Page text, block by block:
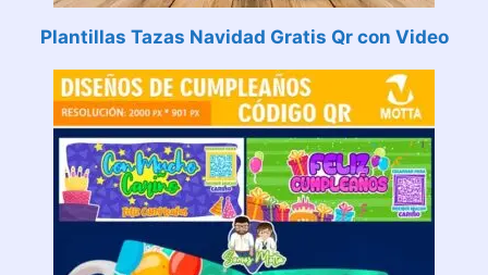
Plantillas Tazas Navidad Gratis Qr con Video